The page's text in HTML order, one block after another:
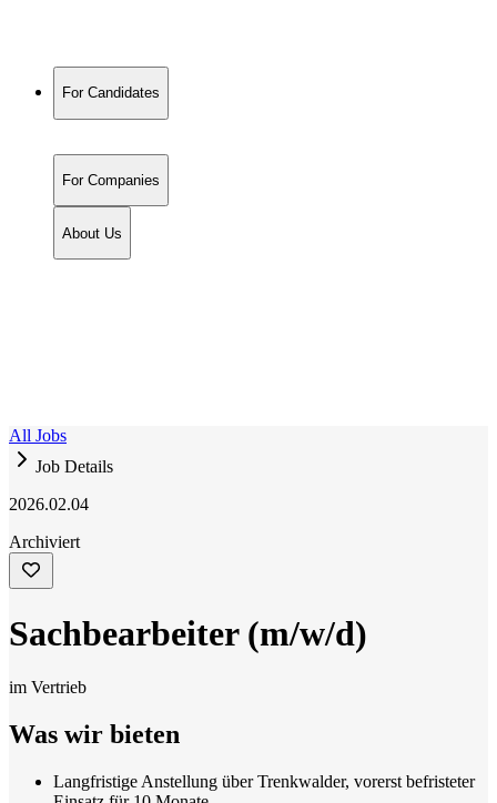
For Candidates
For Companies
About Us
All Jobs
Job Details
2026.02.04
Archiviert
Sachbearbeiter (m/w/d)
im Vertrieb
Was wir bieten
Langfristige Anstellung über Trenkwalder, vorerst befristeter